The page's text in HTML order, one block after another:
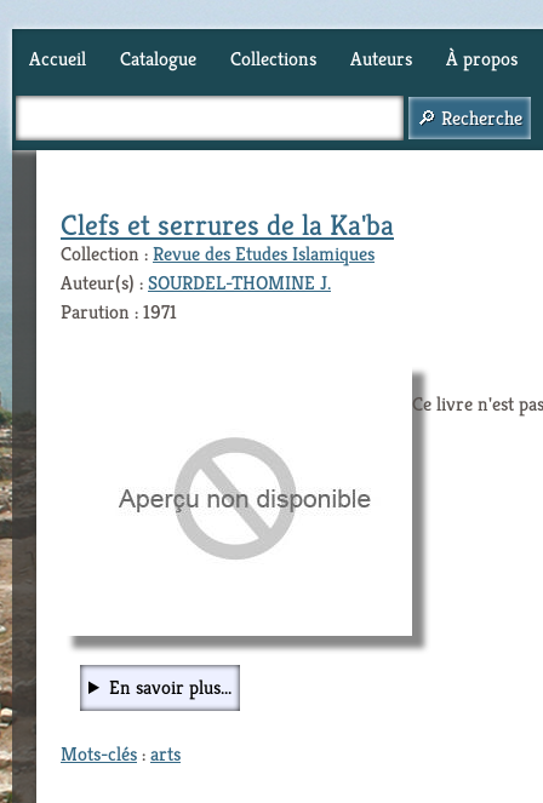
Accueil Catalogue Collections Auteurs À propos
Clefs et serrures de la Ka'ba
Collection :Revue des Etudes Islamiques
Auteur(s) :SOURDEL-THOMINE J.
Parution : 1971
Ce livre n'est
En savoir plus...
Mots-clés:arts